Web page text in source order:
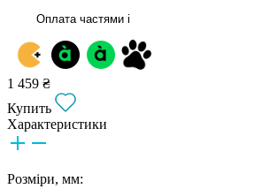
Оплата частями i
1 459 ₴
Купить
Характеристики
Розміри, мм: